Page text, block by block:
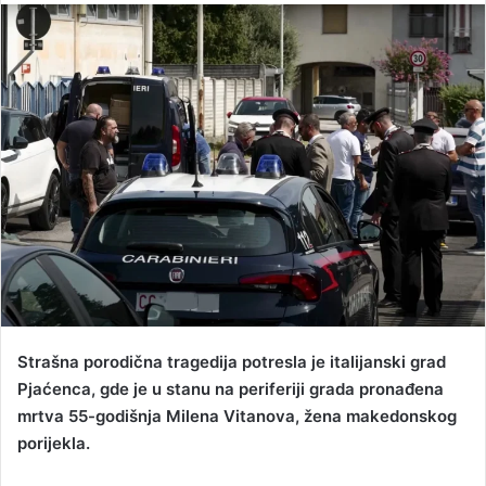
n
a
e
m
a
i
Strašna porodična tragedija potresla je italijanski grad
Pjaćenca, gde je u stanu na periferiji grada pronađena
mrtva 55-godišnja Milena Vitanova, žena makedonskog
porijekla.